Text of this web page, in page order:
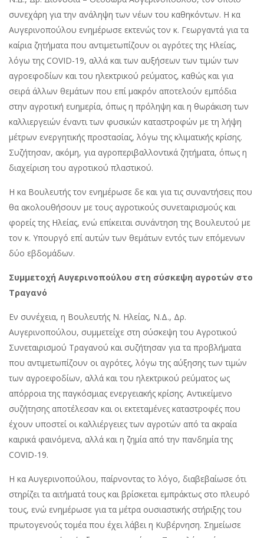
συνεχάρη για την ανάληψη των νέων του καθηκόντων. Η κα
Αυγερινοπούλου ενημέρωσε εκτενώς τον κ. Γεωργαντά για τα
καίρια ζητήματα που αντιμετωπίζουν οι αγρότες της Ηλείας,
λόγω της COVID-19, αλλά και των αυξήσεων των τιμών των
αγροεφοδίων και του ηλεκτρικού ρεύματος, καθώς και για
σειρά άλλων θεμάτων που επί μακρόν αποτελούν εμπόδια
στην αγροτική ευημερία, όπως η πρόληψη και η θωράκιση των
καλλιεργειών έναντι των φυσικών καταστροφών με τη λήψη
μέτρων ενεργητικής προστασίας, λόγω της κλιματικής κρίσης.
Συζήτησαν, ακόμη, για αγροπεριβαλλοντικά ζητήματα, όπως η
διαχείριση του αγροτικού πλαστικού.
Η κα Βουλευτής τον ενημέρωσε δε και για τις συναντήσεις που
θα ακολουθήσουν με τους αγροτικούς συνεταιρισμούς και
φορείς της Ηλείας, ενώ επίκειται συνάντηση της Βουλευτού με
τον κ. Υπουργό επί αυτών των θεμάτων εντός των επόμενων
δύο εβδομάδων.
Συμμετοχή Αυγερινοπούλου στη σύσκεψη αγροτών στο
Τραγανό
Εν συνέχεια, η Βουλευτής Ν. Ηλείας, Ν.Δ., Δρ.
Αυγερινοπούλου, συμμετείχε στη σύσκεψη του Αγροτικού
Συνεταιρισμού Τραγανού και συζήτησαν για τα προβλήματα
που αντιμετωπίζουν οι αγρότες, λόγω της αύξησης των τιμών
των αγροεφοδίων, αλλά και του ηλεκτρικού ρεύματος ως
απόρροια της παγκόσμιας ενεργειακής κρίσης. Αντικείμενο
συζήτησης αποτέλεσαν και οι εκτεταμένες καταστροφές που
έχουν υποστεί οι καλλιέργειες των αγροτών από τα ακραία
καιρικά φαινόμενα, αλλά και η ζημία από την πανδημία της
COVID-19.
Η κα Αυγερινοπούλου, παίρνοντας το λόγο, διαβεβαίωσε ότι
στηρίζει τα αιτήματά τους και βρίσκεται εμπράκτως στο πλευρό
τους, ενώ ενημέρωσε για τα μέτρα ουσιαστικής στήριξης του
πρωτογενούς τομέα που έχει λάβει η Κυβέρνηση. Σημείωσε